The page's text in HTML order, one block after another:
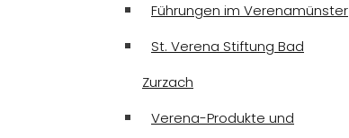
Führungen im Verenamünster
St. Verena Stiftung Bad
Zurzach
Verena-Produkte und